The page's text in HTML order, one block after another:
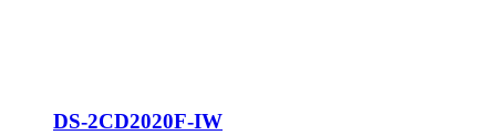
DS-2CD2020F-IW